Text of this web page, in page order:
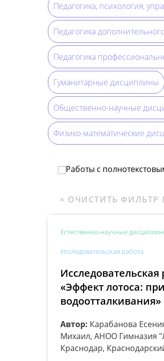
Педагогика, психология,
Педагогика
Педагогика
Гуманитарные дисциплины
Общественно-научные
Физико-математические
Работы с
Естественно-научные
Исследовательская работа
Исследовательская
«Эффект лотоса:
водоотталкивания»
Автор: Карабанова
Михаил, АНОО Гимназия
Краснодар,